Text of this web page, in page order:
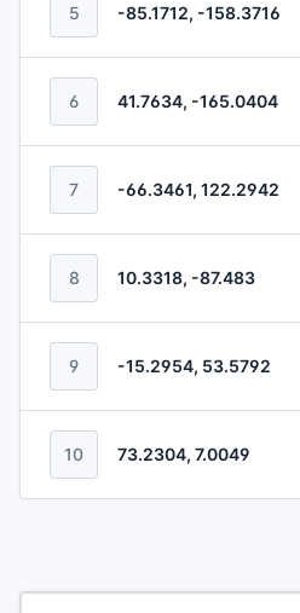
5 -85.1712, -158.3716
6 41.7634, -165.0404
7 -66.3461, 122.2942
8 10.3318, -87.483
9 -15.2954, 53.5792
10 73.2304, 7.0049